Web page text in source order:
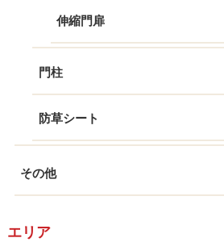
伸縮門扉
門柱
防草シート
その他
エリア